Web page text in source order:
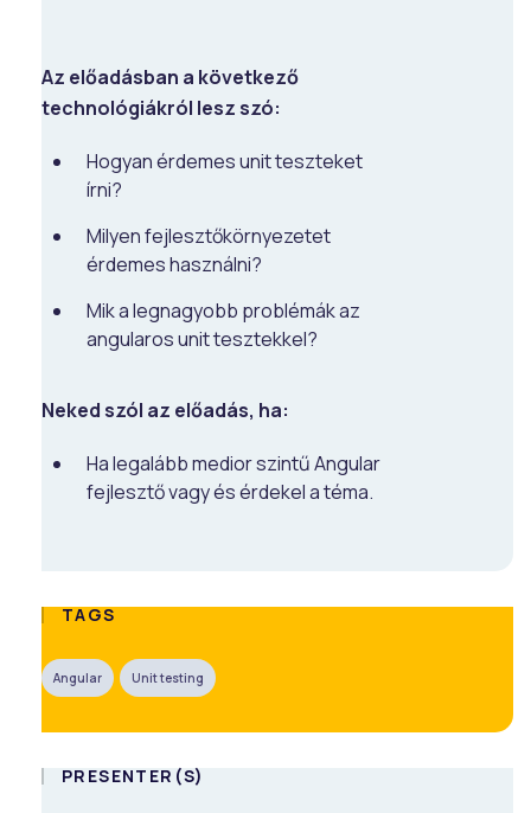
TAGS
Angular Unit testing
Az előadásban a következő
technológiákról lesz szó:
Hogyan érdemes unit teszteket
írni?
Milyen fejlesztőkörnyezetet
érdemes használni?
Mik a legnagyobb problémák az
angularos unit tesztekkel?
Neked szól az előadás, ha:
Ha legalább medior szintű Angular
fejlesztő vagy és érdekel a téma.
PRESENTER(S)